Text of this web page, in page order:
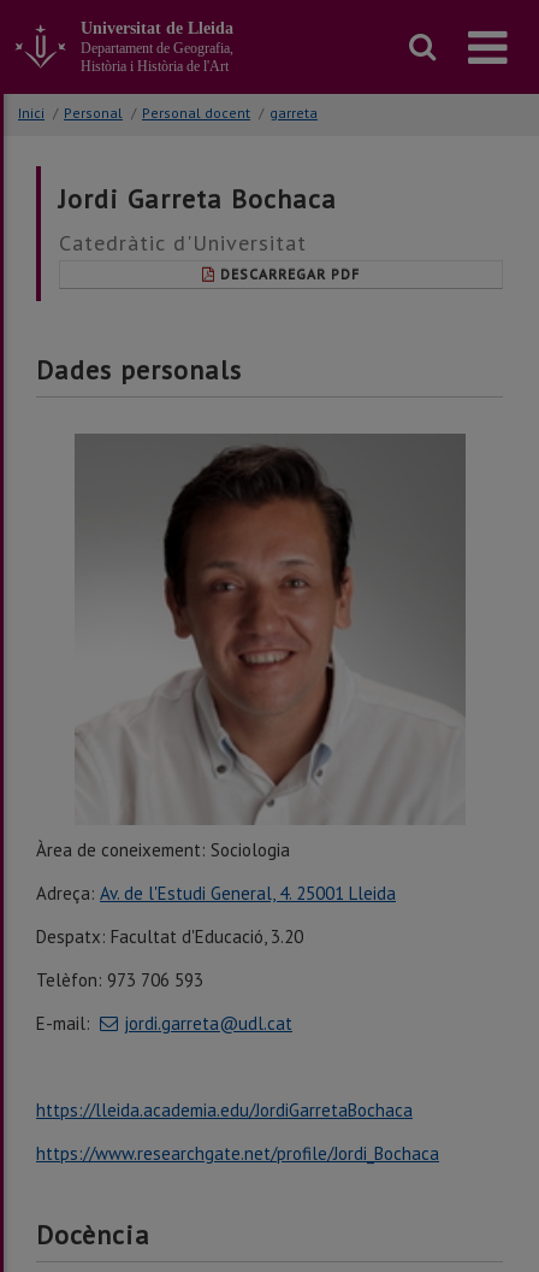
contingut
Universitat de Lleida
Departament de Geografia,
Història i Història de l'Art
Inici / Personal / Personal docent / garreta
Jordi Garreta Bochaca
Catedràtic d'Universitat
DESCARREGAR PDF
Dades personals
Àrea de coneixement: Sociologia
Adreça: Av. de l'Estudi General, 4. 25001 Lleida
Despatx: Facultat d'Educació, 3.20
Telèfon: 973 706 593
E-mail:
jordi.garreta@udl.cat
https://lleida.academia.edu/JordiGarretaBochaca
https://www.researchgate.net/profile/Jordi_Bochaca
Docència